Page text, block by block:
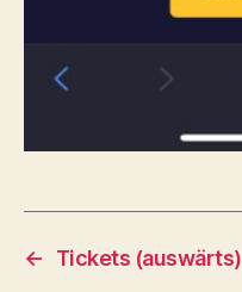
← Tickets (auswärts)